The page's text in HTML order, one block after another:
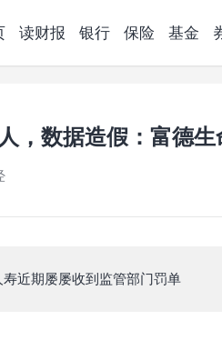
读财报 银行 保险 基金
，数据造假：富德
近期屡屡收到监管部门罚单